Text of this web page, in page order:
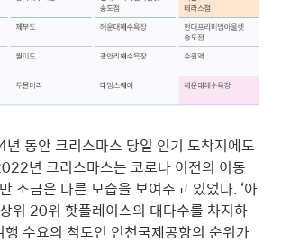
동안 크리스마스 당일 인기 도착지에도
년 크리스마스는 코로나 이전의 이동
조금은 다른 모습을 보여주고 있었다. ‘아
위 20위 핫플레이스의 대다수를 차지하
수요의 척도인 인천국제공항의 순위가